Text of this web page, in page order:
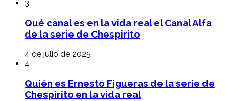
3
Qué canal es en la vida real el Canal Alfa
de la serie de Chespirito
4 de julio de 2025
4
Quién es Ernesto Figueras de la serie de
Chespirito en la vida real